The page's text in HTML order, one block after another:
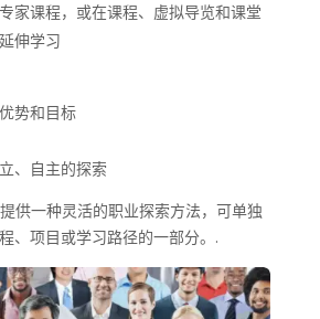
家课程，或在课程、虚拟导览和课堂
伸学习
势和目标
、自主的探索
供一种灵活的职业探索方法，可单独
、项目或学习路径的一部分。.